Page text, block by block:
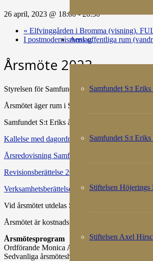
Anslag
Samfundet S:t Eriks
Samfundet S:t
Stiftelsen
Stiftelsen Axel
26 april, 2023 @ 18:00-20:30
« Elfvinggården i Bromma (visning).
I postmodernismens offentliga rum
Årsmöte 2023
Styrelsen för Samfundet S:t Erik kallar till
Årsmötet äger rum i Stora Börssalen,
Samfundet S:t Eriks årsredovisning och
Kallelse med dagordning, årsmötesprogram,
Årsredovisning Samfundet S:t Erik 2022
Revisionsberättelse 2022 Samfundet S:t Erik
Verksamhetsberättelse 2022
Vid årsmötet utdelas Samfundet S:t Eriks
Årsmötet är kostnadsfritt, anmäl dig gärna i
Årsmötesprogram
Ordförande Monica Andersson hälsar
Sedvanliga årsmöteshandlingar.